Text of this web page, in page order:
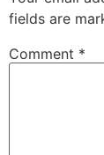
fields are
Comment *